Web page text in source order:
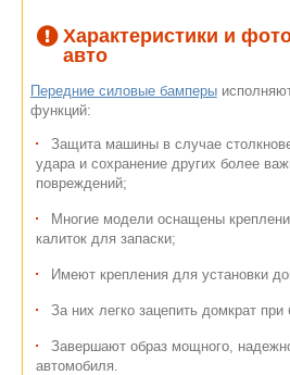
Характеристики и
авто
Передние силовые бамперы
функций:
Защита машины в случае
удара и сохранение других более
повреждений;
Многие модели оснащены
калиток для запаски;
Имеют крепления для установки
За них легко зацепить домкрат при
Завершают образ мощного,
автомобиля.